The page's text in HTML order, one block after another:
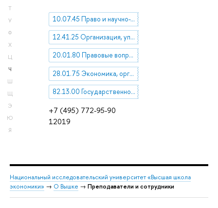
Т
У
Ф
Х
Ц
Ч
Ш
Щ
Э
Ю
Я
+7 (495) 772-95-90
12019
10.07.45 Право и научно-технический прогресс
12.41.25 Организация, управление, планирование и прогнозирование в отраслях науки и экономики
20.01.80 Правовые вопросы
28.01.75 Экономика, организация, управление, планирование и прогнозирование
82.13.00 Государственное и административное управление
Национальный исследовательский университет «Высшая школа
экономики» → О Вышке → Преподаватели и сотрудники